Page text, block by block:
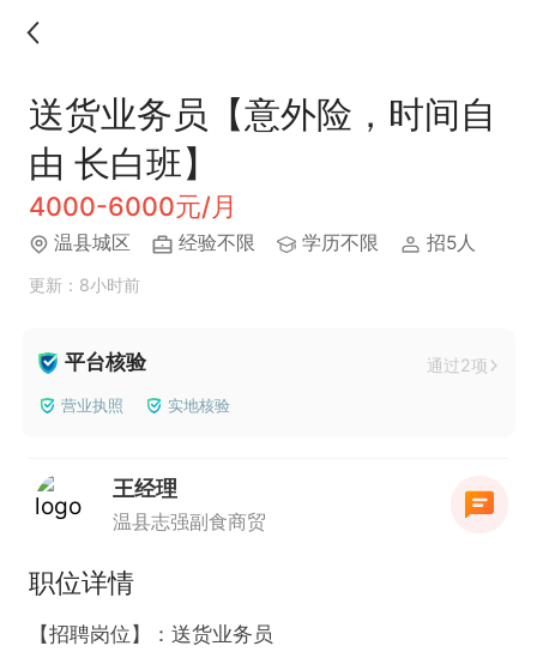
送货业务员【意外险，时间自
由 长白班】
4000-6000元/月
温县城区 经验不限 学历不限 招5人
更新：8小时前
平台核验 通过2项
营业执照 实地核验
王经理
温县志强副食商贸
职位详情
【招聘岗位】：送货业务员